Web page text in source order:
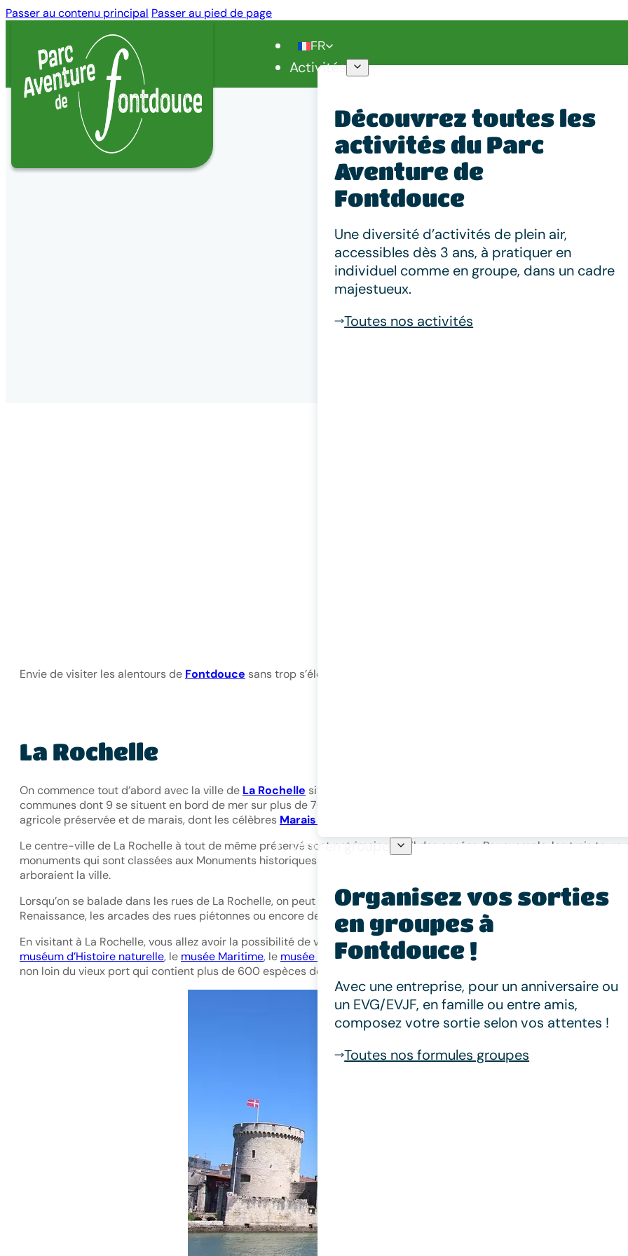
Passer au contenu principal Passer au pied de page
FR
Activités
Découvrez toutes les
activités du Parc
Aventure de
Fontdouce
Une diversité d’activités de plein air,
accessibles dès 3 ans, à pratiquer en
individuel comme en groupe, dans un cadre
majestueux.
Toutes nos activités
Venir en groupe
Organisez vos sorties
en groupes à
Fontdouce !
Avec une entreprise, pour un anniversaire ou
un EVG/EVJF, en famille ou entre amis,
composez votre sortie selon vos attentes !
Toutes nos formules groupes
Accueil/Découverte des Charentes Les villes à visiter absolument près de Fontdouce
Les villes à visiter absolument
Envie de visiter les alentours de Fontdouce sans trop s’éloigner ? Voici les grandes villes qui se trouvent dans un
La Rochelle
On commence tout d’abord avec la ville de La Rochelle situé sur le littoral de la côte atlantique. L’agglomération de
communes dont 9 se situent en bord de mer sur plus de 70km de côte. A la fois maritime et rural, on peut observer
agricole préservée et de marais, dont les célèbres Marais poitevin
Le centre-ville de La Rochelle à tout de même préservé sont patrimoine au fil des années. Par exemple, les trois tours
monuments qui sont classées aux Monuments historiques et ce depuis 1879 et qui sont de véritable vestiges des
arboraient la ville.
Lorsqu’on se balade dans les rues de La Rochelle, on peut admirer les rues de sa vieille ville, les hôtels particuliers, les
Renaissance, les arcades des rues piétonnes ou encore des maisons à pans de bois.
En visitant à La Rochelle, vous allez avoir la possibilité de visiter un des 6 principaux musées : le
muséum d’Histoire naturelle, le musée Maritime, le musée des automates et des modèles réduits . Sans compter sur le
non loin du vieux port qui contient plus de 600 espèces de poissons.